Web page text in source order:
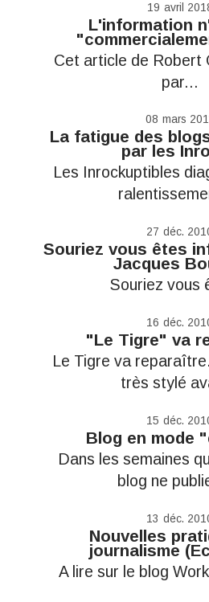
19 avril
L'information
Cet article de Robert
par...
08 mars
La fatigue des
par les
Les Inrockuptibles
27 déc.
Souriez vous êtes
Jacques
Souriez vous
16 déc.
"Le Tigre" va
Le Tigre va
très stylé
15 déc.
Blog en mode
Dans les semaines
blog ne
13 déc.
Nouvelles
journalisme
A lire sur le blog